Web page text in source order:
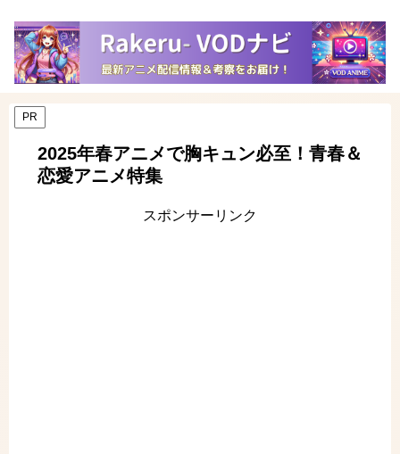
PR
2025年春アニメで胸キュン必至！青春＆
恋愛アニメ特集
スポンサーリンク